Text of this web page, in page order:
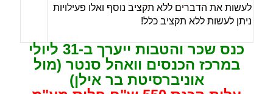
לעשות את הדברים ללא תקציב נוסף ואלו פעילויות
ניתן לעשות ללא תקציב כלל!
כנס שכר והטבות ייערך ב-31 ליולי
במרכז הכנסים וואהל סנטר (מול
אוניברסיטת בר אילן)